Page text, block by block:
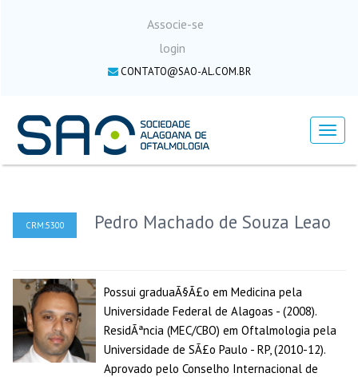
Associe-se
login
CONTATO@SAO-AL.COM.BR
Menu
CRM:5300 Pedro Machado de Souza Leao
Possui graduaÃ§Ã£o em Medicina pela
Universidade Federal de Alagoas - (2008).
ResidÃªncia (MEC/CBO) em Oftalmologia pela
Universidade de SÃ£o Paulo - RP, (2010-12).
Aprovado pelo Conselho Internacional de